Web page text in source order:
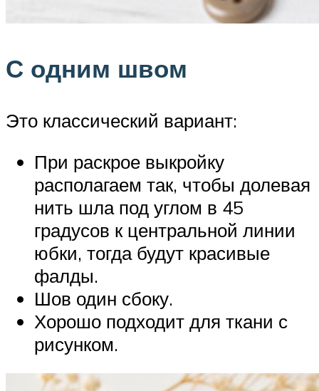
С одним швом
Это классический вариант:
При раскрое выкройку
располагаем так, чтобы долевая
нить шла под углом в 45
градусов к центральной линии
юбки, тогда будут красивые
фалды.
Шов один сбоку.
Хорошо подходит для ткани с
рисунком.